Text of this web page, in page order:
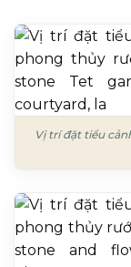
Vị trí đặt tiểu